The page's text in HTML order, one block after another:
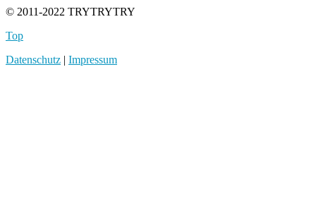
© 2011-2022 TRYTRYTRY
Top
Datenschutz | Impressum